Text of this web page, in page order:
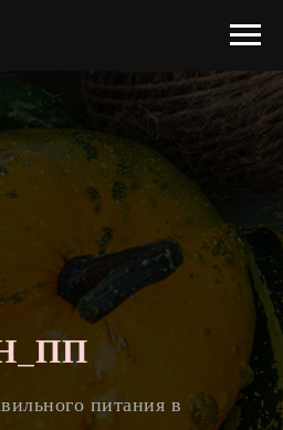
питания в